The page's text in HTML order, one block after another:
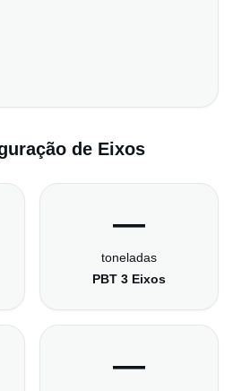
de Eixos
—
toneladas
PBT 3 Eixos
—